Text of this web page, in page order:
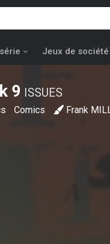
Jeux de société
9 ISSUES
Comics Frank